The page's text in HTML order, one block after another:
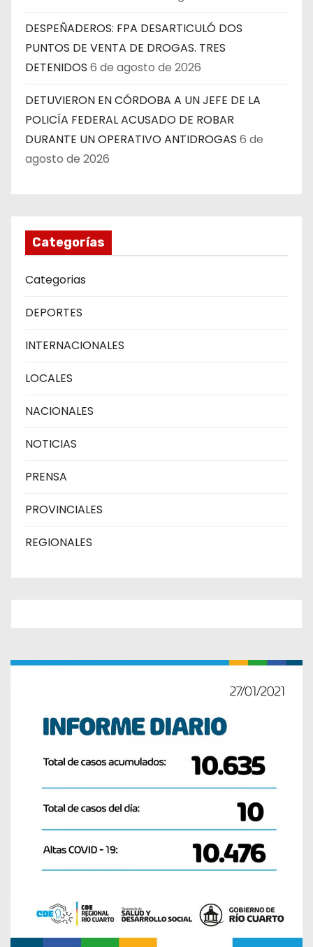
DESPEÑADEROS: FPA DESARTICULÓ DOS
PUNTOS DE VENTA DE DROGAS. TRES
DETENIDOS 6 de agosto de 2026
DETUVIERON EN CÓRDOBA A UN JEFE DE LA
POLICÍA FEDERAL ACUSADO DE ROBAR
DURANTE UN OPERATIVO ANTIDROGAS 6 de
agosto de 2026
Categorías
Categorias
DEPORTES
INTERNACIONALES
LOCALES
NACIONALES
NOTICIAS
PRENSA
PROVINCIALES
REGIONALES